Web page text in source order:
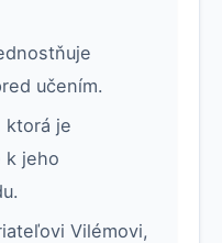
učením.
ktorá je
k jeho
Vilémovi,